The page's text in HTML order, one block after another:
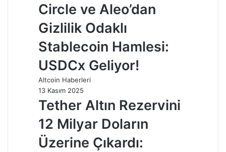
Circle ve Aleo’dan
Gizlilik Odaklı
Stablecoin Hamlesi:
USDCx Geliyor!
Altcoin Haberleri
13 Kasım 2025
Tether Altın Rezervini
12 Milyar Doların
Üzerine Çıkardı: